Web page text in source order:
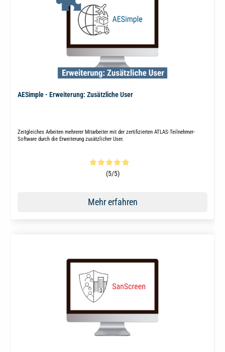
AESimple - Erweiterung: Zusätzliche User
Zeitgleiches Arbeiten mehrerer Mitarbeiter mit der zertifizierten ATLAS-Teilnehmer-
Software durch die Erweiterung zusätzlicher User.
Durchschnittliche Bewertung von 5 von 5 Sternen
(5/5)
Mehr erfahren